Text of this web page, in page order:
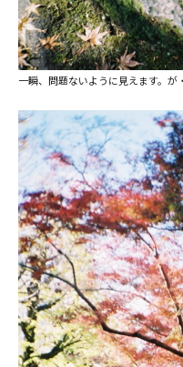
一瞬、問題ないように見えます。が